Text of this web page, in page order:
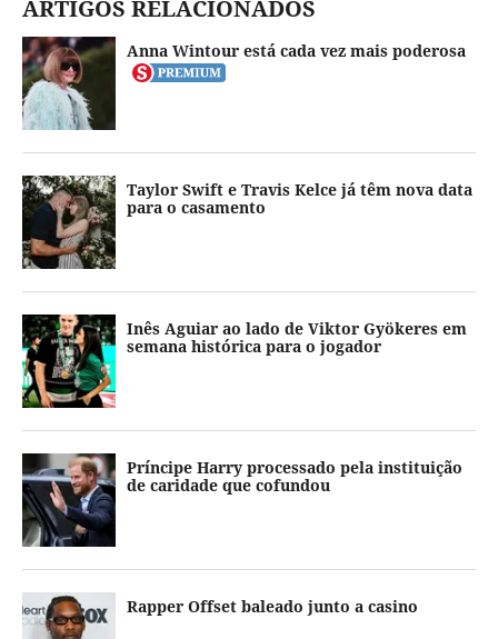
ARTIGOS RELACIONADOS
Anna Wintour está cada vez mais poderosa
Taylor Swift e Travis Kelce já têm nova data
para o casamento
Inês Aguiar ao lado de Viktor Gyökeres em
semana histórica para o jogador
Príncipe Harry processado pela instituição
de caridade que cofundou
Rapper Offset baleado junto a casino